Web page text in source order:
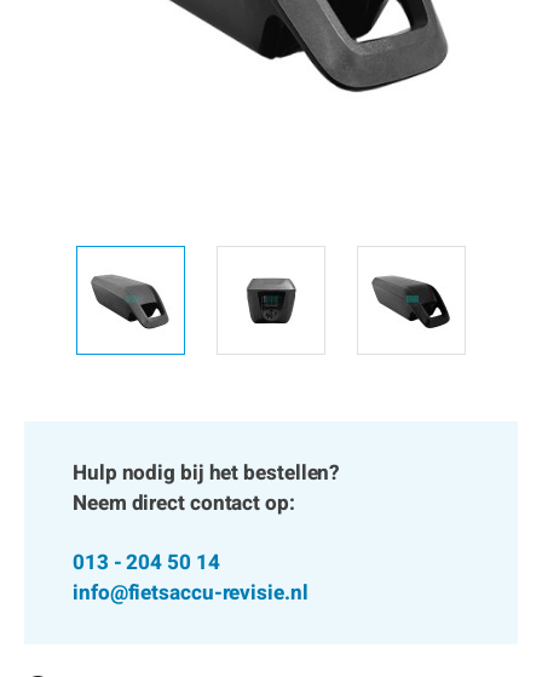
Hulp nodig bij het bestellen?
Neem direct contact op:
013 - 204 50 14
info@fietsaccu-revisie.nl